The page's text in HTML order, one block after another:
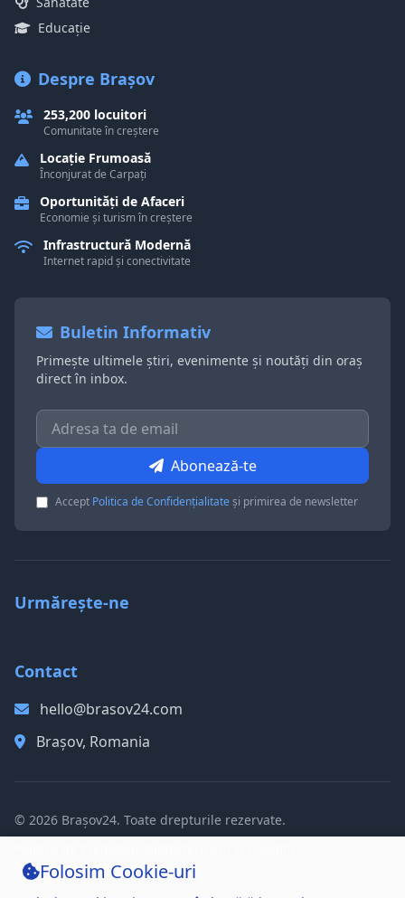
Educație
Despre Brașov
253,200 locuitori
Comunitate în creștere
Locație Frumoasă
Înconjurat de Carpați
Oportunități de Afaceri
Economie și turism în creștere
Infrastructură Modernă
Internet rapid și conectivitate
Buletin Informativ
Primește ultimele știri, evenimente și noutăți din oraș
direct în inbox.
Abonează-te
Accept Politica de Confidențialitateși primirea de newsletter
Urmărește-ne
Contact
hello@brasov24.com
Brașov, Romania
© 2026 Brașov24. Toate drepturile rezervate.
Politica de Cookie-uri
Folosim Cookie-uri